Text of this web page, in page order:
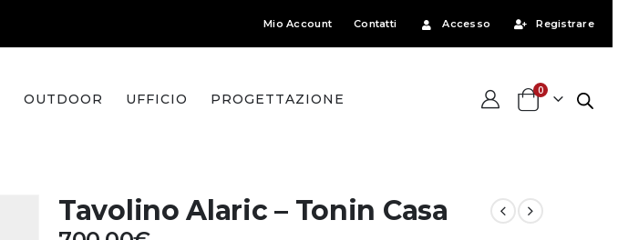
Mio Account Contatti Accesso Registrare
OUTDOOR UFFICIO PROGETTAZIONE
0
Tavolino Alaric – Tonin Casa